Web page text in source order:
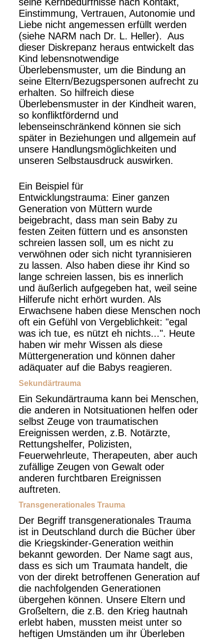
Einstimmung, Vertrauen, Autonomie und
Liebe nicht angemessen erfüllt werden
(siehe NARM nach Dr. L. Heller). Aus
dieser Diskrepanz heraus entwickelt das
Kind lebensnotwendige
Überlebensmuster, um die Bindung an
seine Eltern/Bezugspersonen aufrecht zu
erhalten. So hilfreich diese
Überlebensmuster in der Kindheit waren,
so konfliktfördernd und
lebenseinschränkend können sie sich
später in Beziehungen und allgemein auf
unsere Handlungsmöglichkeiten und
unseren Selbstausdruck auswirken.
Ein Beispiel für
Entwicklungstrauma: Einer ganzen
Generation von Müttern wurde
beigebracht, dass man sein Baby zu
festen Zeiten füttern und es ansonsten
schreien lassen soll, um es nicht zu
verwöhnen oder sich nicht tyrannisieren
zu lassen. Also haben diese ihr Kind so
lange schreien lassen, bis es innerlich
und äußerlich aufgegeben hat, weil seine
Hilferufe nicht erhört wurden. Als
Erwachsene haben diese Menschen noch
oft ein Gefühl von Vergeblichkeit: "egal
was ich tue, es nützt eh nichts...". Heute
haben wir mehr Wissen als diese
Müttergeneration und können daher
adäquater auf die Babys reagieren.
Sekundärtrauma
Ein Sekundärtrauma kann bei Menschen,
die anderen in Notsituationen helfen oder
selbst Zeuge von traumatischen
Ereignissen werden, z.B. Notärzte,
Rettungshelfer, Polizisten,
Feuerwehrleute, Therapeuten, aber auch
zufällige Zeugen von Gewalt oder
anderen furchtbaren Ereignissen
auftreten.
Transgenerationales Trauma
Der Begriff transgenerationales Trauma
ist in Deutschland durch die Bücher über
die Kriegskinder-Generation weithin
bekannt geworden. Der Name sagt aus,
dass es sich um Traumata handelt, die
von der direkt betroffenen Generation auf
die nachfolgenden Generationen
übergehen können. Unsere Eltern und
Großeltern, die z.B. den Krieg hautnah
erlebt haben, mussten meist unter so
heftigen Umständen um ihr Überleben